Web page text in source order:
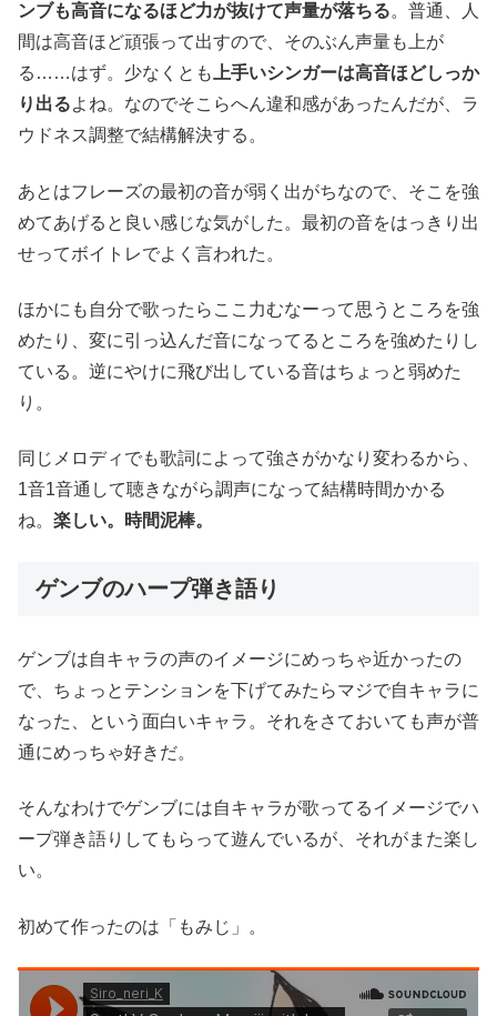
ンブも高音になるほど力が抜けて声量が落ちる。普通、人
間は高音ほど頑張って出すので、そのぶん声量も上が
る……はず。少なくとも
上手いシンガーは高音ほどしっか
り出るよね。なのでそこらへん違和感があったんだが、ラ
ウドネス調整で結構解決する。
あとはフレーズの最初の音が弱く出がちなので、そこを強
めてあげると良い感じな気がした。最初の音をはっきり出
せってボイトレでよく言われた。
ほかにも自分で歌ったらここ力むなーって思うところを強
めたり、変に引っ込んだ音になってるところを強めたりし
ている。逆にやけに飛び出している音はちょっと弱めた
り。
同じメロディでも歌詞によって強さがかなり変わるから、
1音1音通して聴きながら調声になって結構時間かかる
ね。 楽しい。時間泥棒。
ゲンブのハープ弾き語り
ゲンブは自キャラの声のイメージにめっちゃ近かったの
で、ちょっとテンションを下げてみたらマジで自キャラに
なった、という面白いキャラ。それをさておいても声が普
通にめっちゃ好きだ。
そんなわけでゲンブには自キャラが歌ってるイメージでハ
ープ弾き語りしてもらって遊んでいるが、それがまた楽し
い。
初めて作ったのは「もみじ」。